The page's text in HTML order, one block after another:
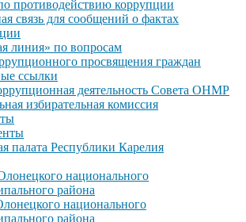
противодействию коррупции
связь для сообщений о фактах
линия» по вопросам
просвящения граждан
ссылки
деятельность Совета ОНМР
избирательная комиссия
палата Республики Карелия
национального
района
национального
района